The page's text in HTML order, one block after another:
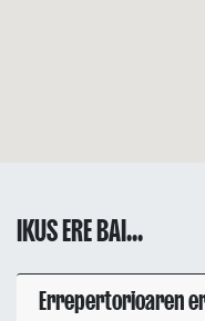
IKUS ERE BAI...
Errepertorioaren